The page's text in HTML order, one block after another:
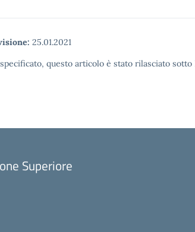
25.01.2021
questo articolo è stato rilasciato
Superiore